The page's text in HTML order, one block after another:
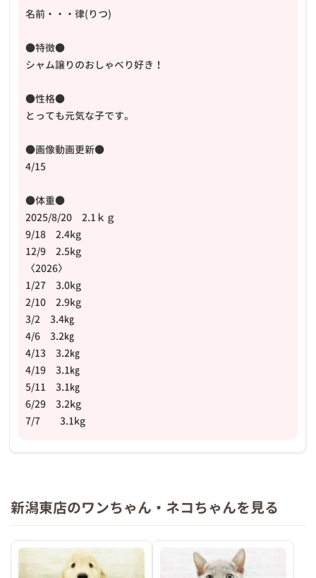
名前・・・律(りつ)
●特徴●
シャム譲りのおしゃべり好き！
●性格●
とっても元気な子です。
●画像動画更新●
4/15
●体重●
2025/8/20 2.1ｋｇ
9/18 2.4kg
12/9 2.5kg
〈2026〉
1/27 3.0kg
2/10 2.9kg
3/2 3.4㎏
4/6 3.2㎏
4/13 3.2㎏
4/19 3.1㎏
5/11 3.1㎏
6/29 3.2kg
7/7 3.1kg
新潟東店のワンちゃん・ネコちゃんを見る